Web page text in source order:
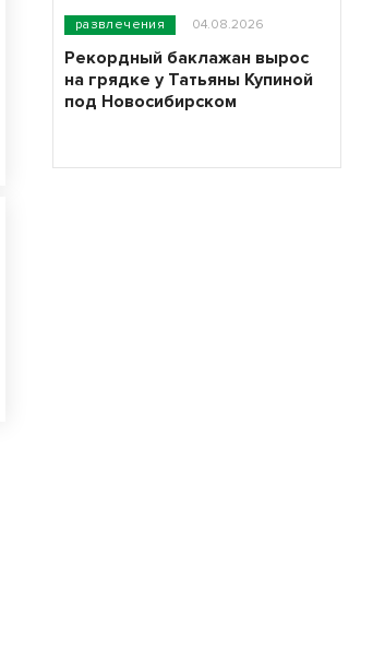
развлечения 04.08.2026
Рекордный баклажан вырос
на грядке у Татьяны Купиной
под Новосибирском